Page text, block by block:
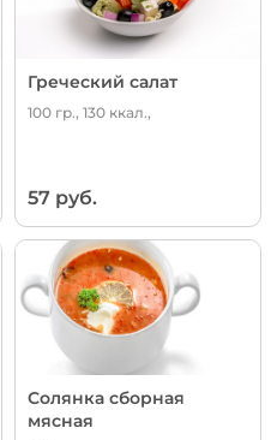
Греческий салат
100 гр., 130 ккал.,
57 руб.
Солянка сборная
мясная